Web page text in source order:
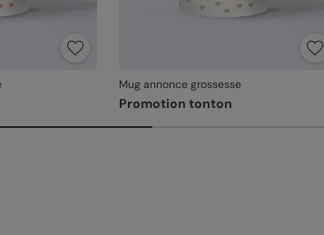
Mug annonce grossesse
Promotion tonton